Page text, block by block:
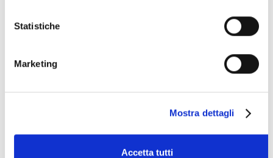
Statistiche
Marketing
Mostra dettagli
Accetta tutti